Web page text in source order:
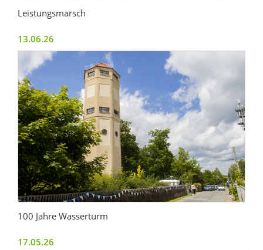
Leistungsmarsch
13.06.26
100 Jahre Wasserturm
17.05.26